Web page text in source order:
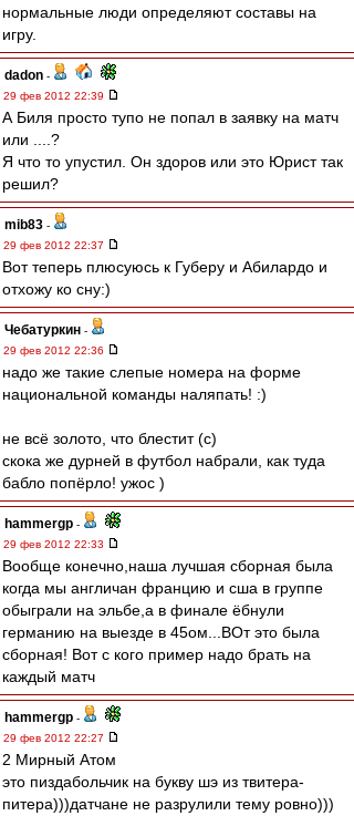
нормальные люди определяют составы на
игру.
dadon -
29 фев 2012 22:39
А Биля просто тупо не попал в заявку на матч
или ....?
Я что то упустил. Он здоров или это Юрист так
решил?
mib83 -
29 фев 2012 22:37
Вот теперь плюсуюсь к Губеру и Абилардо и
отхожу ко сну:)
Чебатуркин -
29 фев 2012 22:36
надо же такие слепые номера на форме
национальной команды наляпать! :)
не всё золото, что блестит (с)
скока же дурней в футбол набрали, как туда
бабло попёрло! ужос )
hammergp -
29 фев 2012 22:33
Вообще конечно,наша лучшая сборная была
когда мы англичан францию и сша в группе
обыграли на эльбе,а в финале ёбнули
германию на выезде в 45ом...ВОт это была
сборная! Вот с кого пример надо брать на
каждый матч
hammergp -
29 фев 2012 22:27
2 Мирный Атом
это пиздабольчик на букву шэ из твитера-
питера)))датчане не разрулили тему ровно)))